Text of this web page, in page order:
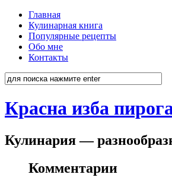
Главная
Кулинарная книга
Популярные рецепты
Обо мне
Контакты
Красна изба
Кулинария —
Комментарии